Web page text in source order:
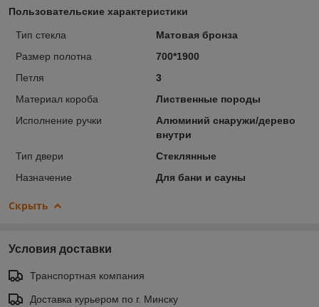
Пользовательские характеристики
Тип стекла
Матовая бронза
Размер полотна
700*1900
Петля
3
Материал короба
Лиственные породы
Исполнение ручки
Алюминий снаружи/дерево
внутри
Тип двери
Стеклянные
Назначение
Для бани и сауны
Скрыть
Условия доставки
Транспортная компания
Доставка курьером по г. Минску